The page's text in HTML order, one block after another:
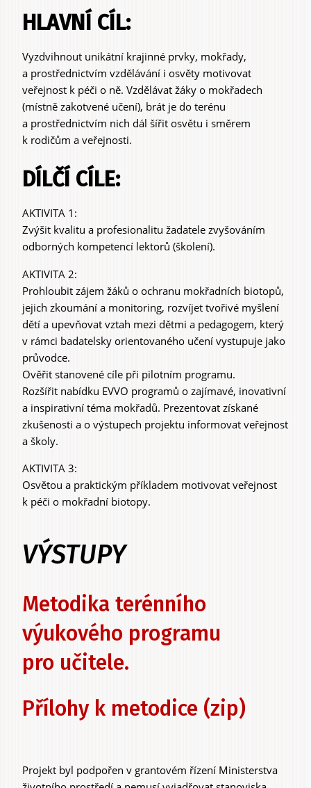
HLAVNÍ CÍL:
Vyzdvihnout unikátní krajinné prvky, mokřady,
a prostřednictvím vzdělávání i osvěty motivovat
veřejnost k péči o ně. Vzdělávat žáky o mokřadech
(místně zakotvené učení), brát je do terénu
a prostřednictvím nich dál šířit osvětu i směrem
k rodičům a veřejnosti.
DÍLČÍ CÍLE:
AKTIVITA 1:
Zvýšit kvalitu a profesionalitu žadatele zvyšováním
odborných kompetencí lektorů (školení).
AKTIVITA 2:
Prohloubit zájem žáků o ochranu mokřadních biotopů,
jejich zkoumání a monitoring, rozvíjet tvořivé myšlení
dětí a upevňovat vztah mezi dětmi a pedagogem, který
v rámci badatelsky orientovaného učení vystupuje jako
průvodce.
Ověřit stanovené cíle při pilotním programu.
Rozšířit nabídku EVVO programů o zajímavé, inovativní
a inspirativní téma mokřadů. Prezentovat získané
zkušenosti a o výstupech projektu informovat veřejnost
a školy.
AKTIVITA 3:
Osvětou a praktickým příkladem motivovat veřejnost
k péči o mokřadní biotopy.
VÝSTUPY
Metodika terénního
výukového programu
pro učitele.
Přílohy k metodice (zip)
Projekt byl podpořen v grantovém řízení Ministerstva